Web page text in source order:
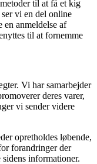
til at få et kig
vi en del online
en anmeldelse af
til at fornemme
Vi har samarbejder
deres varer,
vi sender videre
opretholdes løbende,
forandringer der
informationer.